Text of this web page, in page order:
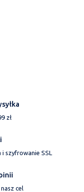
zł
szyfrowanie SSL
cel